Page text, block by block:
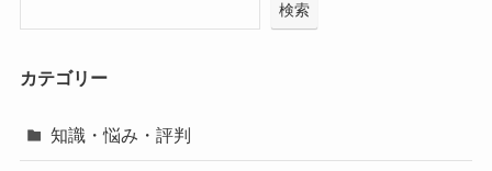
検索
カテゴリー
知識・悩み・評判